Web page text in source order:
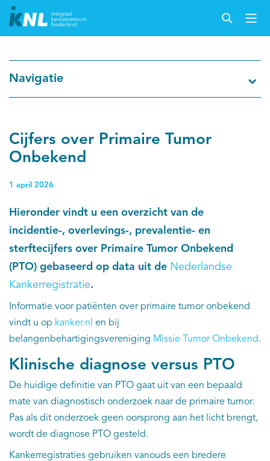
Cijfers over kanker
Kanker & leven
Palliatieve zorg
IKNL and the NCR
Dure geneesmiddelen
Nieuws
Projecten
Navigatie
Cijfers over Primaire Tumor
Onbekend
1 april 2026
Hieronder vindt u een overzicht van de
incidentie-, overlevings-, prevalentie- en
sterftecijfers over Primaire Tumor Onbekend
(PTO) gebaseerd op data uit de Nederlandse
Kankerregistratie.
Informatie voor patiënten over primaire tumor onbekend
vindt u op kanker.nl en bij
belangenbehartigingsvereniging Missie Tumor Onbekend.
Klinische diagnose versus PTO
De huidige definitie van PTO gaat uit van een bepaald
mate van diagnostisch onderzoek naar de primaire tumor.
Pas als dit onderzoek geen oorsprong aan het licht brengt,
wordt de diagnose PTO gesteld.
Kankerregistraties gebruiken vanouds een bredere